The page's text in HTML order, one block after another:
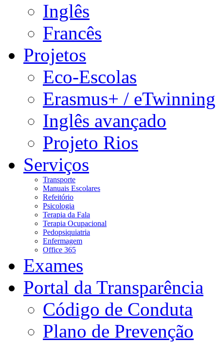
Inglês
Francês
Projetos
Eco-Escolas
Erasmus+ / eTwinning
Inglês avançado
Projeto Rios
Serviços
Transporte
Manuais Escolares
Refeitório
Psicologia
Terapia da Fala
Terapia Ocupacional
Pedopsiquiatria
Enfermagem
Office 365
Exames
Portal da Transparência
Código de Conduta
Plano de Prevenção